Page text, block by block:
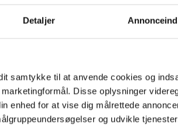
Detaljer
samtykke til at anvende cookies og
Disse oplysninger
enhed for at vise dig målrettede
og udvikle
/ stk. inkl.
af rPET polyester (300D)
DKK 195,80 / stk.
2570 på lager